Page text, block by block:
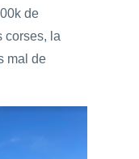
de
corses, la
mal de